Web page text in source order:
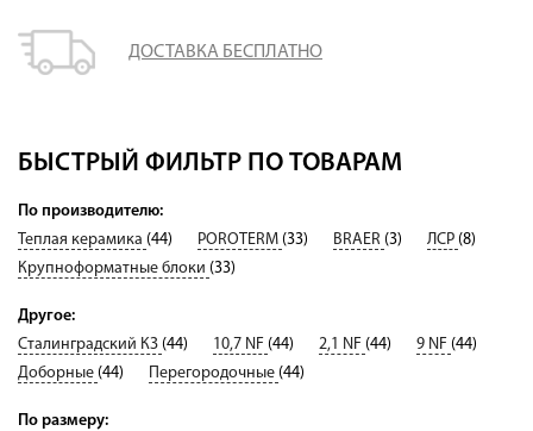
ДОСТАВКА БЕСПЛАТНО
БЫСТРЫЙ ФИЛЬТР ПО ТОВАРАМ
По производителю:
Теплая керамика (44) POROTERM (33) BRAER (3) ЛСР (8)
Крупноформатные блоки (33)
Другое:
Сталинградский КЗ (44) 10,7 NF (44) 2,1 NF (44) 9 NF (44)
Доборные (44) Перегородочные (44)
По размеру: